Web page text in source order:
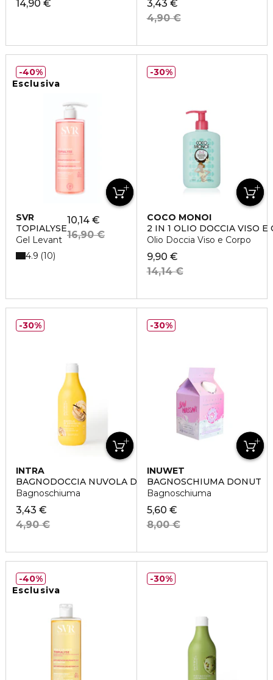
14,90 €
3,43 €
4,90 €
Esclusiva
SVR
TOPIALYSE
Gel Levant
10,14 €
16,90 €
4.9 10
40%
COCO MONOI
2 IN 1 OLIO DOCCIA VISO E
Olio Doccia Viso e Corpo
9,90 €
14,14 €
30%
INTRA
BAGNODOCCIA NUVOLA DI VANIGLIA
Bagnoschiuma
3,43 €
4,90 €
30%
INUWET
BAGNOSCHIUMA DONUT
Bagnoschiuma
5,60 €
8,00 €
30%
Esclusiva
40% 30%